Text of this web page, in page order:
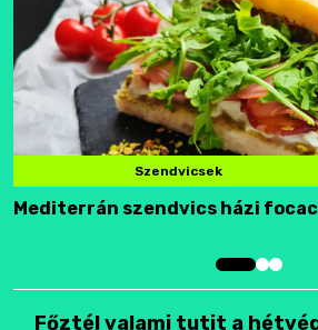
Szendvicsek
Mediterrán szendvics házi
Főztél valami tutit a